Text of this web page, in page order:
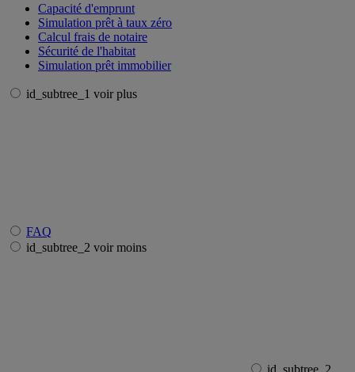
Capacité d'emprunt
Simulation prêt à taux zéro
Calcul frais de notaire
Sécurité de l'habitat
Simulation prêt immobilier
id_subtree_1 voir plus
FAQ
id_subtree_2 voir moins
id_subtree_2